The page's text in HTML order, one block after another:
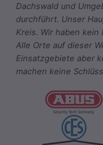
Dachswald und
durchführt. Unser
Kreis. Wir haben
Alle Orte auf dieser
Einsatzgebiete aber
machen keine